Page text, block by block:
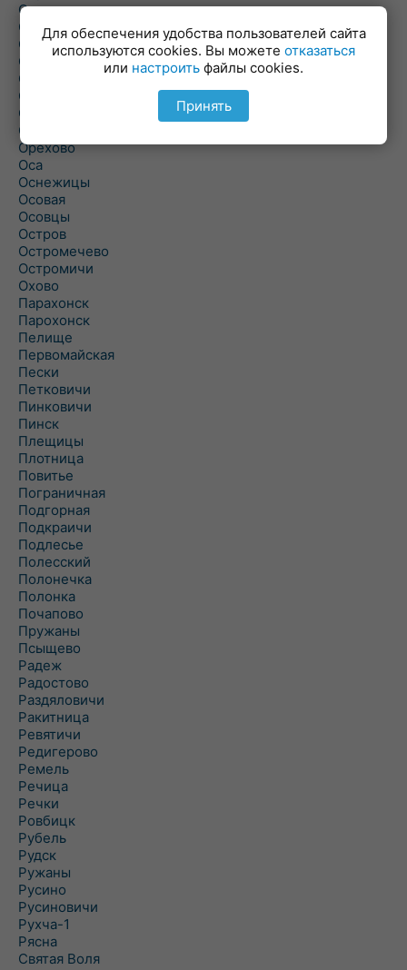
Оздамичи
Озяты
Олтуш
Ольманы
Ольпень
Ольшаны
Омельная
Ополь
Орехово
Оса
Оснежицы
Осовая
Осовцы
Остров
Остромечево
Остромичи
Охово
Парахонск
Парохонск
Пелище
Первомайская
Пески
Петковичи
Пинковичи
Пинск
Плещицы
Плотница
Повитье
Пограничная
Подгорная
Подкраичи
Подлесье
Полесский
Полонечка
Полонка
Почапово
Пружаны
Псыщево
Радеж
Радостово
Раздяловичи
Ракитница
Ревятичи
Редигерово
Ремель
Речица
Речки
Ровбицк
Рубель
Рудск
Ружаны
Русино
Русиновичи
Рухча-1
Рясна
Святая Воля
Для обеспечения удобства пользователей сайта
используются cookies. Вы можете отказаться
или настроить файлы cookies.
Принять